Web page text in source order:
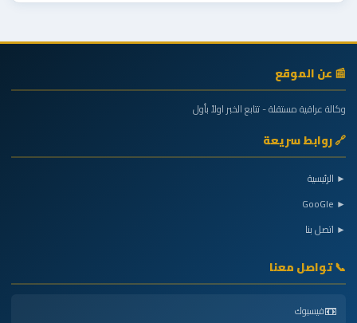
📰 عن الموقع
وكالة عراقية مستقلة - تتابع الخبر اولاً بأول
🔗 روابط سريعة
► الرئيسية
► GooGle
► اتصل بنا
📞 تواصل معنا
📼فيسبوك